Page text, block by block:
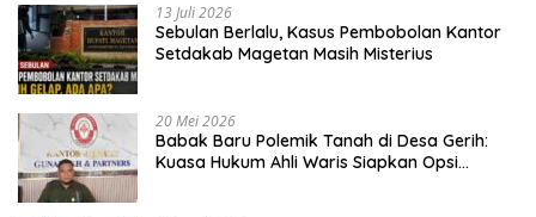
13 Juli 2026
Sebulan Berlalu, Kasus Pembobolan Kantor
Setdakab Magetan Masih Misterius
20 Mei 2026
Babak Baru Polemik Tanah di Desa Gerih:
Kuasa Hukum Ahli Waris Siapkan Opsi